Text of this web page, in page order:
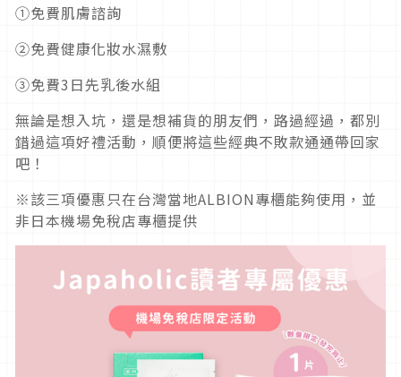
①免費肌膚諮詢
②免費健康化妝水濕敷
③免費3日先乳後水組
無論是想入坑，還是想補貨的朋友們，路過經過，都別
錯過這項好禮活動，順便將這些經典不敗款通通帶回家
吧！
※該三項優惠只在台灣當地ALBION專櫃能夠使用，並
非日本機場免稅店專櫃提供